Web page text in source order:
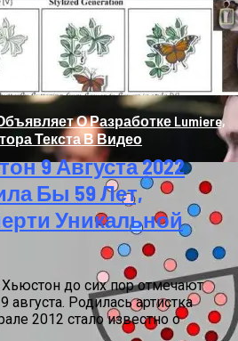
Сериала «Счастливы
Когда Выйдет, Кто Из Актёров
Как Сложилась Судьба
О Разработке Lumiere,
Текста В Видео
9 Августа 2022
Бы 59 Лет,
Уникальной
до сих пор отмечают
Родилась артистка
2012 стало известно о